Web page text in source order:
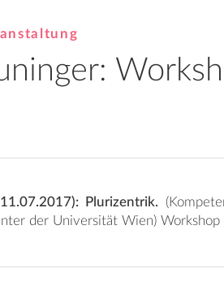
Plurizentrik.
OeAD, Postgraduate Center der Universität Wien) Workshop